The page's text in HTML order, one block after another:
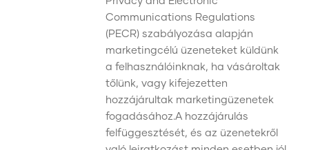
Communications Regulations
(PECR) szabályozása alapján
marketingcélú üzeneteket küldünk
a felhasználóinknak, ha vásároltak
tőlünk, vagy kifejezetten
hozzájárultak marketingüzenetek
fogadásához.A hozzájárulás
felfüggesztését, és az üzenetekről